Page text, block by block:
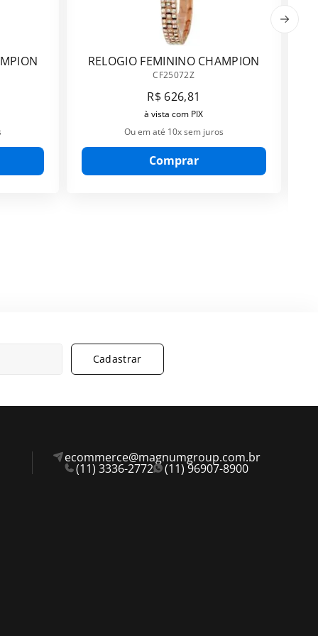
RELOGIO FEMININO CHAMPION
CF25072Z
CF25072Z
R$ 626,81
à vista com PIX
Ou em até 10x sem juros
Comprar
Cadastrar
ecommerce@magnumgroup.com.br
(11) 3336-2772 (11) 96907-8900